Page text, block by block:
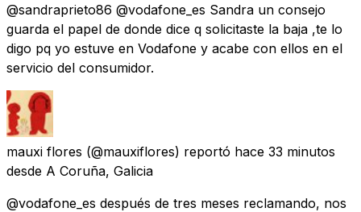
@sandraprieto86 @vodafone_es Sandra un consejo
guarda el papel de donde dice q solicitaste la baja ,te lo
digo pq yo estuve en Vodafone y acabe con ellos en el
servicio del consumidor.
mauxi flores (@mauxiflores) reportó hace 33 minutos
desde A Coruña, Galicia
@vodafone_es después de tres meses reclamando, nos